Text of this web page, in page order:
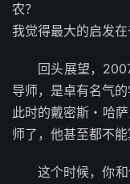
农？
我觉得最大的启发在
回头展望，
导师，是卓有名气的
此时的戴密斯・哈
师了，他甚至都不能
这个时候，你